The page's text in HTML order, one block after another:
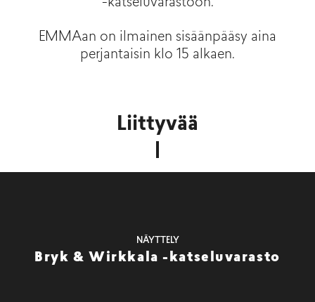
-katseluvarastoon.
EMMAan on ilmainen sisäänpääsy aina
perjantaisin klo 15 alkaen.
Liittyvää
NÄYTTELY
Bryk & Wirkkala -katseluvarasto